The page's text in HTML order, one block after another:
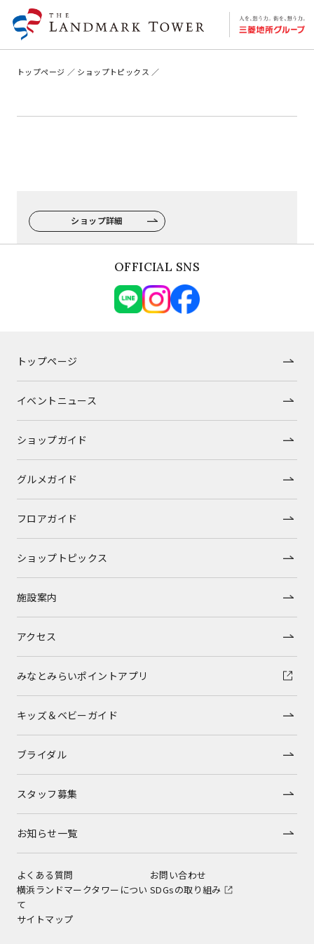
トップページ ショップトピックス
ショップ詳細
OFFICIAL SNS
トップページ
イベントニュース
ショップガイド
グルメガイド
フロアガイド
ショップトピックス
施設案内
アクセス
みなとみらいポイントアプリ
キッズ＆ベビーガイド
ブライダル
スタッフ募集
お知らせ一覧
よくある質問
お問い合わせ
横浜ランドマークタワーについ
て
SDGsの取り組み
サイトマップ